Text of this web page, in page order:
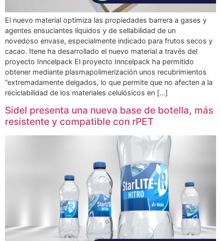
El nuevo material optimiza las propiedades barrera a gases y
agentes ensuciantes líquidos y de sellabilidad de un
novedoso envase, especialmente indicado para frutos secos y
cacao. Itene ha desarrollado el nuevo material a través del
proyecto Inncelpack El proyecto Inncelpack ha permitido
obtener mediante plasmapolimerización unos recubrimientos
“extremadamente delgados, lo que permite que no afecten a la
reciclabilidad de los materiales celulósicos en […]
Sidel presenta una nueva base de botella, más
resistente y compatible con rPET